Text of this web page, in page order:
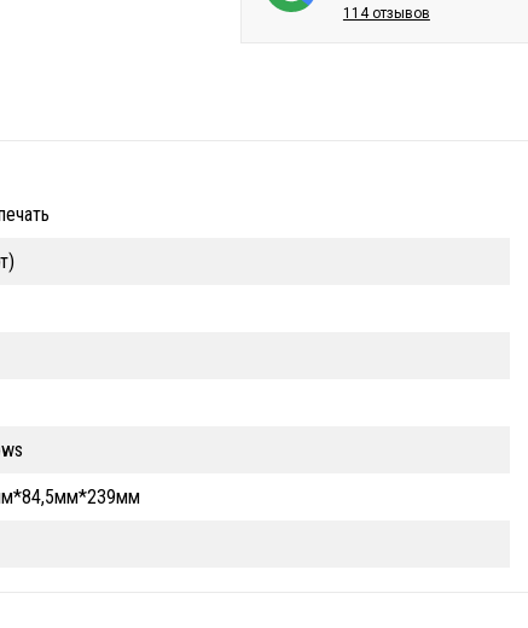
114 отзывов